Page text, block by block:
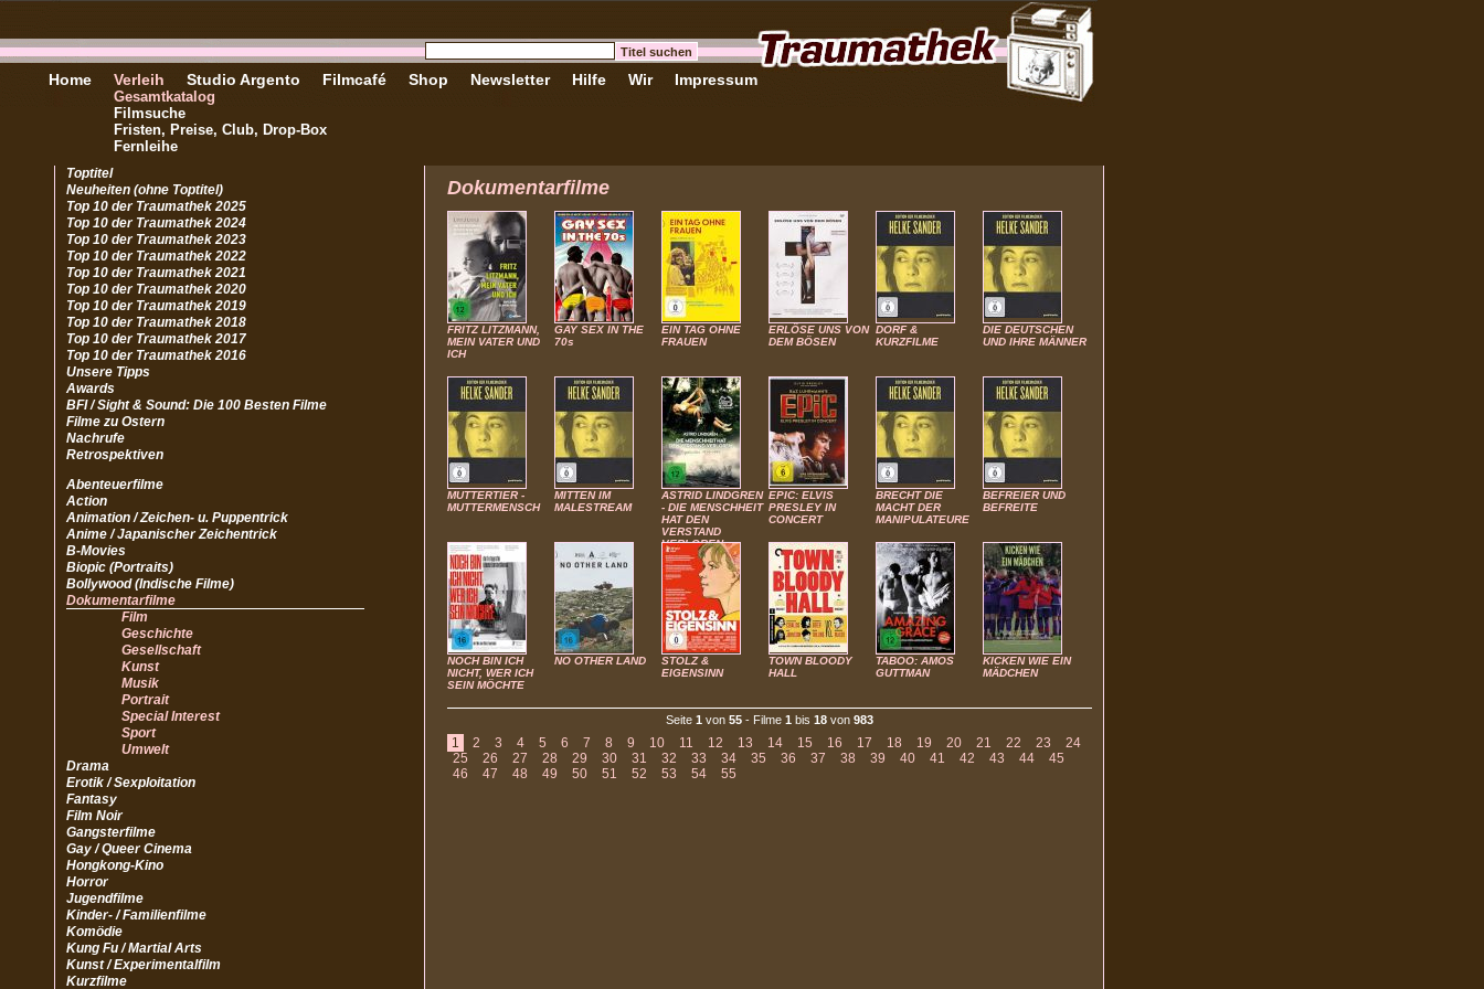
Home Verleih
Gesamtkatalog
Filmsuche
Fristen, Preise, Club, Drop-Box
Fernleihe
Studio Argento Filmcafé Shop Newsletter Hilfe Wir Impressum
Toptitel
Neuheiten (ohne Toptitel)
Top 10 der Traumathek 2025
Top 10 der Traumathek 2024
Top 10 der Traumathek 2023
Top 10 der Traumathek 2022
Top 10 der Traumathek 2021
Top 10 der Traumathek 2020
Top 10 der Traumathek 2019
Top 10 der Traumathek 2018
Top 10 der Traumathek 2017
Top 10 der Traumathek 2016
Unsere Tipps
Awards
BFI / Sight & Sound: Die 100 Besten Filme
Filme zu Ostern
Nachrufe
Retrospektiven
Abenteuerfilme
Action
Animation / Zeichen- u. Puppentrick
Anime / Japanischer Zeichentrick
B-Movies
Biopic (Portraits)
Bollywood (Indische Filme)
Dokumentarfilme
Film
Geschichte
Gesellschaft
Kunst
Musik
Portrait
Special Interest
Sport
Umwelt
Drama
Erotik / Sexploitation
Fantasy
Film Noir
Gangsterfilme
Gay / Queer Cinema
Hongkong-Kino
Horror
Jugendfilme
Kinder- / Familienfilme
Komödie
Kung Fu / Martial Arts
Kunst / Experimentalfilm
Kurzfilme
Dokumentarfilme
FRITZ LITZMANN,
MEIN VATER UND
ICH
GAY SEX IN THE
70s
EIN TAG OHNE
FRAUEN
ERLÖSE UNS VON
DEM BÖSEN
DORF &
KURZFILME
DIE DEUTSCHEN
UND IHRE MÄNNER
MUTTERTIER -
MUTTERMENSCH
MITTEN IM
MALESTREAM
ASTRID LINDGREN
- DIE MENSCHHEIT
HAT DEN
VERSTAND
VERLOREN
EPIC: ELVIS
PRESLEY IN
CONCERT
BRECHT DIE
MACHT DER
MANIPULATEURE
BEFREIER UND
BEFREITE
NOCH BIN ICH
NICHT, WER ICH
SEIN MÖCHTE
NO OTHER LAND
STOLZ &
EIGENSINN
TOWN BLOODY
HALL
TABOO: AMOS
GUTTMAN
KICKEN WIE EIN
MÄDCHEN
Seite 1 von 55 - Filme 1 bis 18 von 983
1 2 3 4 5 6 7 8 9 10 11 12 13 14 15 16 17 18 19 20 21 22 23
24
25
26 27 28 29 30 31 32 33 34 35 36 37 38 39 40 41 42 43 44
45
46
47 48 49 50 51 52 53 54 55